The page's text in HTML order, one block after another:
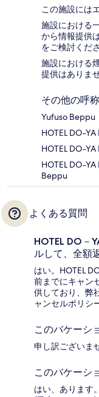
この施設には
施設における
から情報提供
をご検討くださ
施設における
提供はありませ
その他の呼称
Yufuso Beppu
HOTEL DO-
HOTEL DO-
HOTEL DO-
Beppu
よくある質問
HOTEL DO－
ルして、全額
はい。HOTEL
前までにキャン
供しており、弊
ャンセルポリシ
このバケーシ
申し訳ございま
このバケーシ
はい、あります